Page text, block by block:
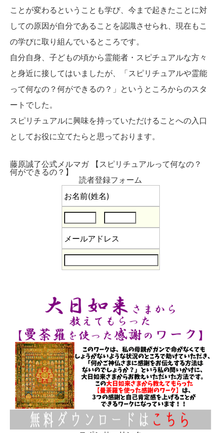
ことが変わるということも学び、今まで起きたことに対
しての原因が自分であることを認識させられ、現在もこ
の学びに取り組んでいるところです。
自分自身、子どもの頃から霊能者・スピチュアルな方々
と身近に接してはいましたが、「スピリチュアルや霊能
って何なの？何ができるの？」というところからのスタ
ートでした。
スピリチュアルに興味を持っていただけることへの入口
としてお役に立てたらと思っております。
藤原誠了公式メルマガ 【スピリチュアルって何なの？
何ができるの？】
読者登録フォーム
お名前(姓名)
メールアドレス